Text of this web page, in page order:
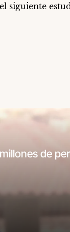
siguiente
de